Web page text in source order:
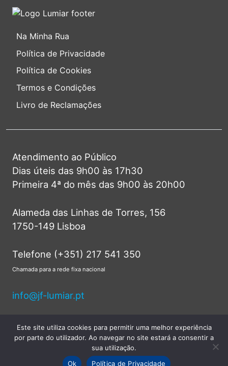
Na Minha Rua
Política de Privacidade
Política de Cookies
Termos e Condições
Livro de Reclamações
Atendimento ao Público
Dias úteis das 9h00 às 17h30
Primeira 4ª do mês das 9h00 às 20h00
Alameda das Linhas de Torres, 156
1750-149 Lisboa
Telefone (+351) 217 541 350
Chamada para a rede fixa nacional
info@jf-lumiar.pt
© 2026 Junta de Freguesia do Lumiar -
Todos os direitos reservados.
Este site utiliza cookies para permitir uma melhor experiência
por parte do utilizador. Ao navegar no site estará a consentir a
sua utilização.
Ok
Política de Privacidade